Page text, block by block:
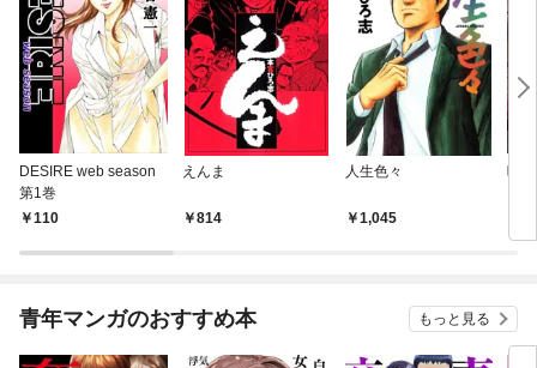
DESIRE web season
第1巻
110
えんま
814
人生色々
1,045
呪
青年マンガのおすすめ本 もっと見る